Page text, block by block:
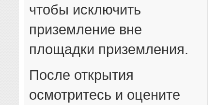
чтобы исключить
приземление вне
площадки приземления.
После открытия
осмотритесь и оцените